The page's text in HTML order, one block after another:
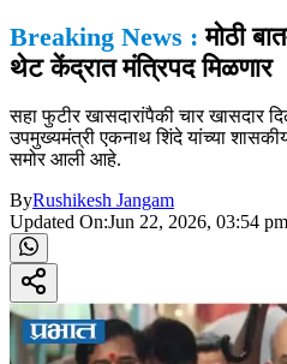
Breaking News : मोठी
थेट केंद्रात मंत्रिपद मिळणार
सहा फुटीर खासदारांपैकी चार खासदार
उपमुख्यमंत्री एकनाथ शिंदे यांच्या शासकीय
समोर आली आहे.
ByRushikesh Jangam
Updated On:Jun 22, 2026, 03:54 pm